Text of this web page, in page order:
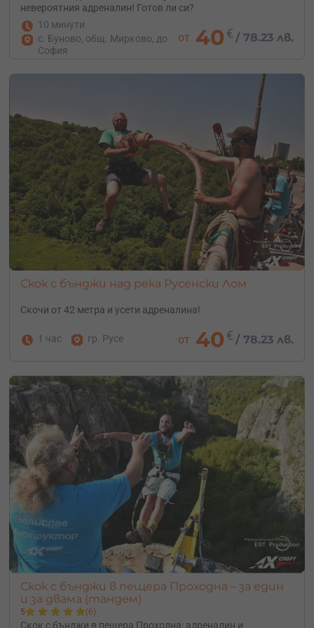
невероятния адреналин! Готов ли си?
10 минути
с. Буново, общ. Мирково, до
София
от 40 € /78.23 лв.
Скок с бънджи над река Русенски Лом
Скочи от 42 метра и усети адреналина!
1 час гр. Русе от 40 € / 78.23 лв.
Скок с бънджи в пещера Проходна – за един
и за двама (тандем)
5 (6)
Скок с бънджи в пещера Проходна: адреналин и